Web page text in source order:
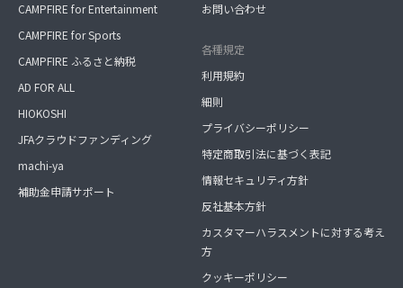
CAMPFIRE for Entertainment
CAMPFIRE for Sports
CAMPFIRE ふるさと納税
AD FOR ALL
HIOKOSHI
JFAクラウドファンディング
machi-ya
補助金申請サポート
お問い合わせ
各種規定
利用規約
細則
プライバシーポリシー
特定商取引法に基づく表記
情報セキュリティ方針
反社基本方針
カスタマーハラスメントに対する考え
方
クッキーポリシー